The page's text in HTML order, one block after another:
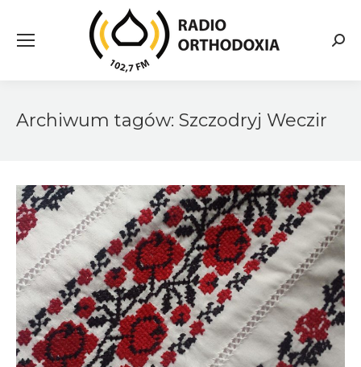
Archiwum tagów: Szczodryj Weczir